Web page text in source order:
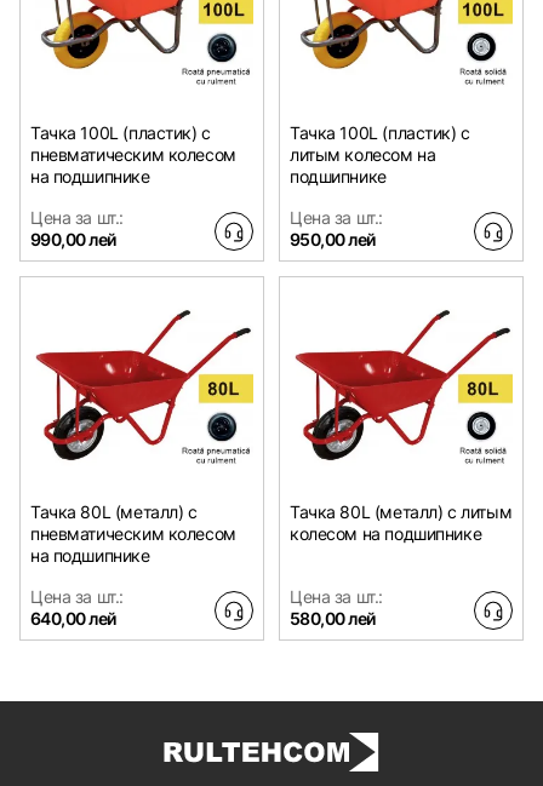
Тачка 100L (пластик) с
пневматическим колесом
на подшипнике
Цена за шт.:
990,00 лей
Тачка 100L (пластик) с
литым колесом на
подшипнике
Цена за шт.:
950,00 лей
Тачка 80L (металл) с
пневматическим колесом
на подшипнике
Цена за шт.:
640,00 лей
Тачка 80L (металл) с литым
колесом на подшипнике
Цена за шт.:
580,00 лей